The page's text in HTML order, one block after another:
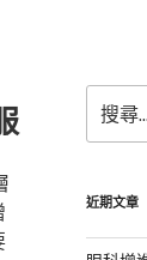
尋
關
字:
近期文章